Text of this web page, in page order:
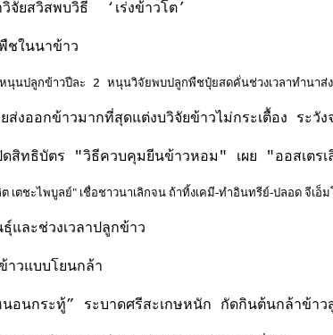
จัยสวิสพบวิธี ‘เร่งข้าวโต’
ชในนาข้าว
นุนปลูกข้าวปีละ 2 หนุนวิจัยพบปลูกพืชปุ๋ยสดคั่นช่วงเวลาทำนาส่
ส่งออกข้าวมากที่สุดแต่งบวิจัยข้าวไม่กระเตื้อง ระวัง
ดสิทธิบัตร "วิธีควบคุมยีนข้าวหอม" เผย "ออสเตร
เตชะไพบูลย์" เชื่อชาวนาเลิกจน ถ้าทิ้งเคมี-ทำอินทรีย์-ปลอด จีเอ็ม
และช่วงเวลาปลูกข้าว
าวแบบโยนกล้า
นอนกระทู้” ระบาดศรีสะเกษหนัก กัดกินต้นกล้าข้า